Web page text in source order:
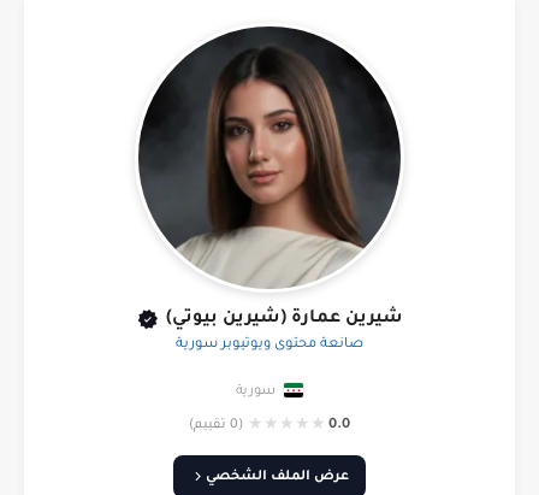
شيرين عمارة (شيرين بيوتي)
صانعة محتوى ويوتيوبر سورية
سورية
0.0
★
★
★
★
★ (0 تقييم)
عرض الملف الشخصي